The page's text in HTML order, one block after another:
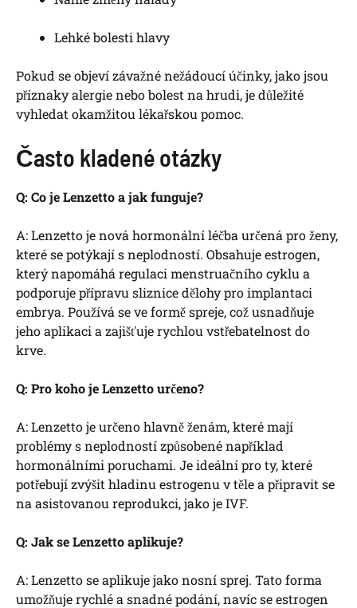
Lehké bolesti hlavy
Pokud se objeví závažné nežádoucí účinky, jako jsou
příznaky alergie nebo bolest na hrudi, je důležité
vyhledat okamžitou lékařskou pomoc.
Často kladené otázky
Q: Co je Lenzetto a jak funguje?
A: Lenzetto je nová hormonální léčba určená pro ženy,
které se potýkají s neplodností. Obsahuje estrogen,
který napomáhá regulaci menstruačního cyklu a
podporuje přípravu sliznice dělohy pro implantaci
embrya. Používá se ve formě spreje, což usnadňuje
jeho aplikaci a zajišťuje rychlou vstřebatelnost do
krve.
Q: Pro koho je Lenzetto určeno?
A: Lenzetto je určeno hlavně ženám, které mají
problémy s neplodností způsobené například
hormonálními poruchami. Je ideální pro ty, které
potřebují zvýšit hladinu estrogenu v těle a připravit se
na asistovanou reprodukci, jako je IVF.
Q: Jak se Lenzetto aplikuje?
A: Lenzetto se aplikuje jako nosní sprej. Tato forma
umožňuje rychlé a snadné podání, navíc se estrogen